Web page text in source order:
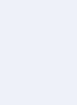
- RFSL 15K Day &